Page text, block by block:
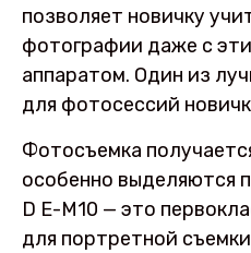
позволяет новичку
фотографии даже с
аппаратом. Один из
для фотосессий
Фотосъемка
особенно выделяются
D E-M10 — это
для портретной